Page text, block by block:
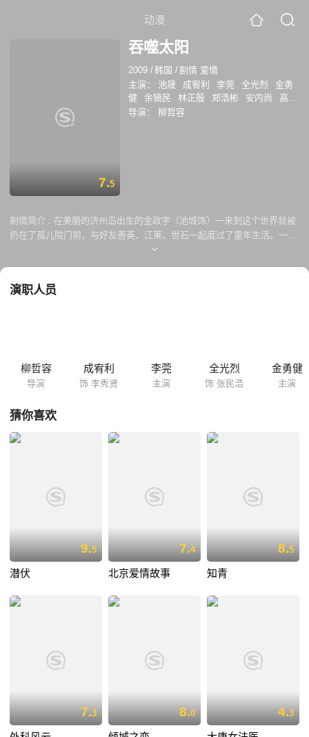
动漫
7.5
吞噬太阳
2009 /韩国 /剧情 爱情
主演：
池晟 成宥利 李莞 全光烈
金勇
健
余镐民 林正殷 郑浩彬 安内尚
高斗
心
孙贤周
导演： 柳哲容
剧情简介 : 在美丽的济州岛出生的金政宇（池城饰）一来到这个世界就被
扔在了孤儿院门前，与好友善英、江莱、世石一起度过了童年生活。一次
偶然的机会政宇认识了秀贤（成宥利饰），从此秀贤走进了他小小的心
饰）一直暗恋政宇。泰赫的父亲张会长安排救过自己的政宇留在泰赫的身
演职人员
柳哲容
导演
成宥利
饰 李秀贤
李莞
主演
全光烈
饰 张民浩
金勇健
主演
猜你喜欢
9.5
潜伏
7.4
北京爱情故事
8.5
知青
7.3 8.0 4.3